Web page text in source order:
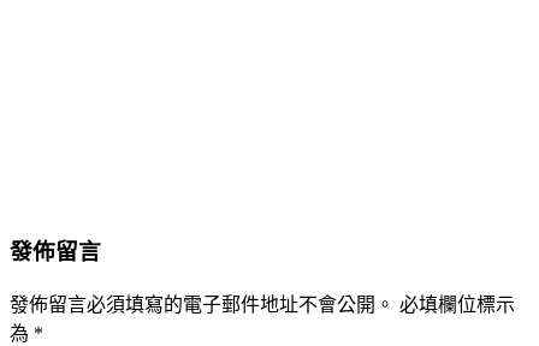
發佈留言
發佈留言必須填寫的電子郵件地址不會公開。 必填欄位標示
為 *